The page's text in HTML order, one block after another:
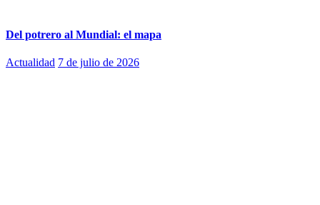
Del potrero al Mundial: el mapa
Actualidad 7 de julio de 2026